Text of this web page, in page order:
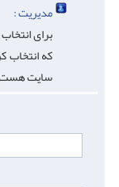
مدیریت :
برای
که انتخاب
سایت هست